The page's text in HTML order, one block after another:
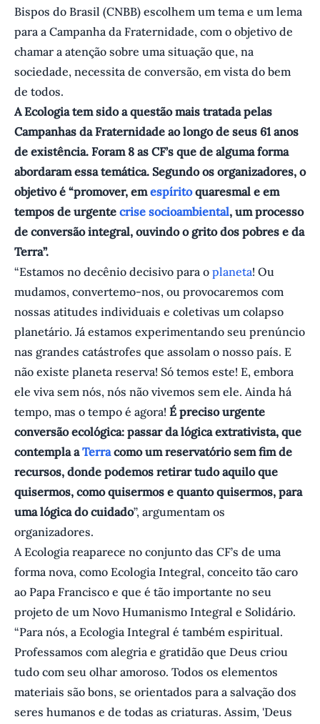
Bispos do Brasil (CNBB) escolhem um tema e um lema
para a Campanha da Fraternidade, com o objetivo de
chamar a atenção sobre uma situação que, na
sociedade, necessita de conversão, em vista do bem
de todos.
A Ecologia tem sido a questão mais tratada pelas
Campanhas da Fraternidade ao longo de seus 61 anos
de existência. Foram 8 as CF’s que de alguma forma
abordaram essa temática. Segundo os organizadores, o
objetivo é “promover, emespíritoquaresmal e em
tempos de urgente crise socioambiental, um processo
de conversão integral, ouvindo o grito dos pobres e da
Terra”.
“Estamos no decênio decisivo para o planeta! Ou
mudamos, convertemo-nos, ou provocaremos com
nossas atitudes individuais e coletivas um colapso
planetário. Já estamos experimentando seu prenúncio
nas grandes catástrofes que assolam o nosso país. E
não existe planeta reserva! Só temos este! E, embora
ele viva sem nós, nós não vivemos sem ele. Ainda há
tempo, mas o tempo é agora! É preciso urgente
conversão ecológica: passar da lógica extrativista, que
contempla aTerracomo um reservatório sem fim de
recursos, donde podemos retirar tudo aquilo que
quisermos, como quisermos e quanto quisermos, para
uma lógica do cuidado”, argumentam os
organizadores.
A Ecologia reaparece no conjunto das CF’s de uma
forma nova, como Ecologia Integral, conceito tão caro
ao Papa Francisco e que é tão importante no seu
projeto de um Novo Humanismo Integral e Solidário.
“Para nós, a Ecologia Integral é também espiritual.
Professamos com alegria e gratidão que Deus criou
tudo com seu olhar amoroso. Todos os elementos
materiais são bons, se orientados para a salvação dos
seres humanos e de todas as criaturas. Assim, 'Deus